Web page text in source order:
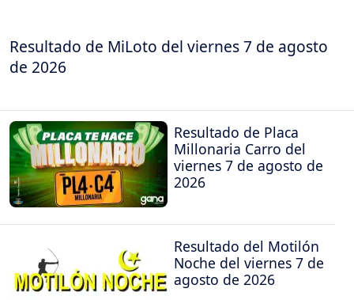
Resultado de MiLoto del viernes 7 de agosto
de 2026
Resultado de Placa
Millonaria Carro del
viernes 7 de agosto de
2026
Resultado del Motilón
Noche del viernes 7 de
agosto de 2026